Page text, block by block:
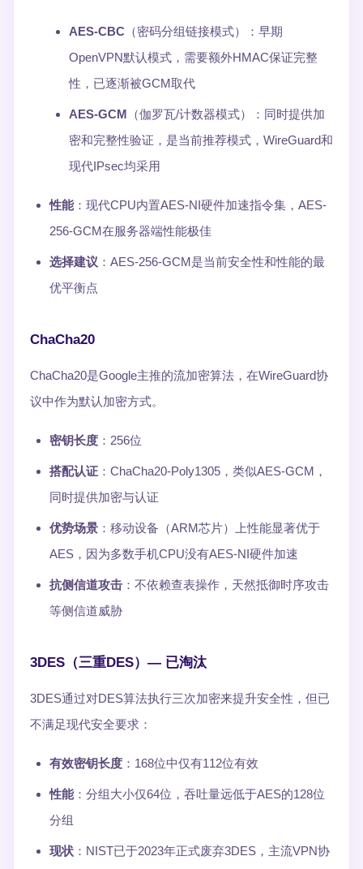
AES-CBC （密码分组链接模式）：早期
OpenVPN默认模式，需要额外HMAC保证完整
性，已逐渐被GCM取代
AES-GCM （伽罗瓦/计数器模式）：同时提供加
密和完整性验证，是当前推荐模式，WireGuard和
现代IPsec均采用
性能：现代CPU内置AES-NI硬件加速指令集，AES-
256-GCM在服务器端性能极佳
选择建议 ：AES-256-GCM是当前安全性和性能的最
优平衡点
ChaCha20
ChaCha20是Google主推的流加密算法，在WireGuard协
议中作为默认加密方式。
密钥长度 ：256位
搭配认证 ：ChaCha20-Poly1305，类似AES-GCM，
同时提供加密与认证
优势场景 ：移动设备（ARM芯片）上性能显著优于
AES，因为多数手机CPU没有AES-NI硬件加速
抗侧信道攻击 ：不依赖查表操作，天然抵御时序攻击
等侧信道威胁
3DES（三重DES）— 已淘汰
3DES通过对DES算法执行三次加密来提升安全性，但已
不满足现代安全要求：
有效密钥长度 ：168位中仅有112位有效
性能：分组大小仅64位，吞吐量远低于AES的128位
分组
现状 ：NIST已于2023年正式废弃3DES，主流VPN协